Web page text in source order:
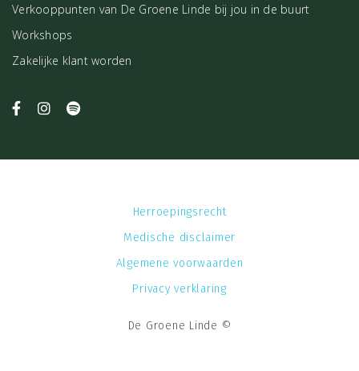
Verkooppunten van De Groene Linde bij jou in de buurt
Workshops
Zakelijke klant worden
De Groene Linde ©
Herroepingsrecht
Medische disclaimer
Algemene voorwaarden
Privacy verklaring